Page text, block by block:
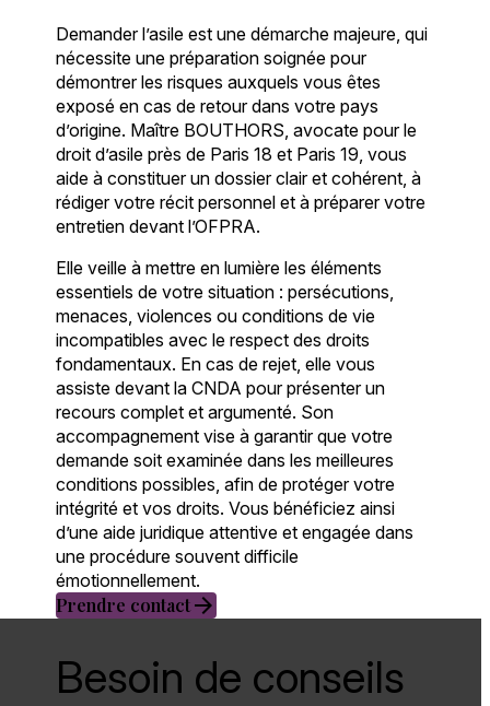
Demander l’asile est une démarche majeure, qui
nécessite une préparation soignée pour
démontrer les risques auxquels vous êtes
exposé en cas de retour dans votre pays
d’origine. Maître BOUTHORS, avocate pour le
droit d’asile près de Paris 18 et Paris 19, vous
aide à constituer un dossier clair et cohérent, à
rédiger votre récit personnel et à préparer votre
entretien devant l’OFPRA.
Elle veille à mettre en lumière les éléments
essentiels de votre situation : persécutions,
menaces, violences ou conditions de vie
incompatibles avec le respect des droits
fondamentaux. En cas de rejet, elle vous
assiste devant la CNDA pour présenter un
recours complet et argumenté. Son
accompagnement vise à garantir que votre
demande soit examinée dans les meilleures
conditions possibles, afin de protéger votre
intégrité et vos droits. Vous bénéficiez ainsi
d’une aide juridique attentive et engagée dans
une procédure souvent difficile
émotionnellement.
Prendre contactarrow_forward
Besoin de conseils